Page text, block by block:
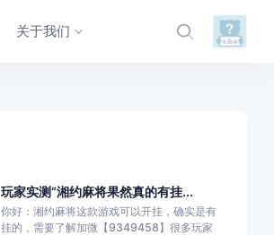
关于我们
玩家实测“湘约麻将果然真的有挂...
你好：湘约麻将这款游戏可以开挂，确实是有
挂的，需要了解加微【9349458】很多玩家